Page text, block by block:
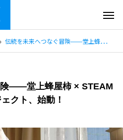
伝統を未来へつなぐ冒険――堂上蜂屋柿 × STEAM × 先端技術 実証プロジェクト、始動！
険――堂上蜂屋柿 × STEAM
クト、始動！